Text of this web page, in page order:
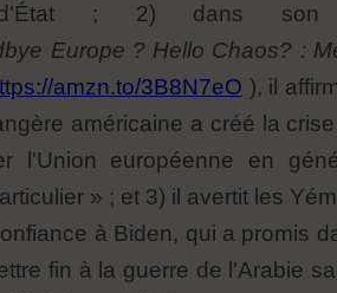
d'État ; 2) dans son
Europe ? Hello Chaos? :
amzn.to/3B8N7eO ), il
américaine a créé la
l'Union européenne en
» ; et 3) il avertit les
à Biden, qui a promis
fin à la guerre de l'Arabie